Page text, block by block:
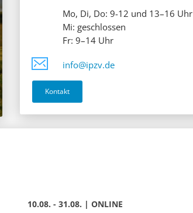
Mo, Di, Do: 9-12 und 13–16 Uhr
Mi: geschlossen
Fr: 9–14 Uhr
info@ipzv.de
Kontakt
10.08. - 31.08. | ONLINE